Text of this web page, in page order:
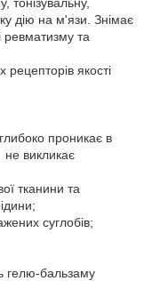
дію на м'язи. Знімає
ревматизму та
якості
проникає в
не викликає
тканини та
суглобів;
гелю-бальзаму